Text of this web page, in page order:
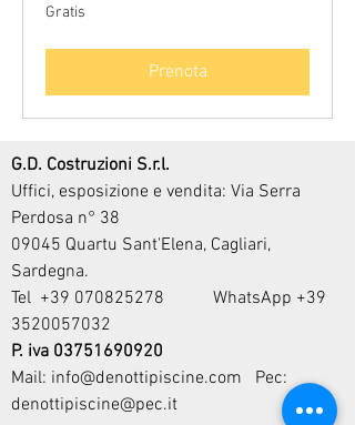
Gratis
Gratis
Prenota
G.D. Costruzioni S.r.l.
Uffici, esposizione e vendita: Via Serra
Perdosa n° 38
09045 Quartu Sant'Elena, Cagliari,
Sardegna.
Tel +39 070825278 WhatsApp +39
3520057032
P. iva 03751690920
Mail: info@denottipiscine.com
Pec:
denottipiscine@pec.it